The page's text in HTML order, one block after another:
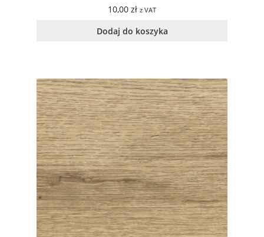
10,00 zł z VAT
Dodaj do koszyka